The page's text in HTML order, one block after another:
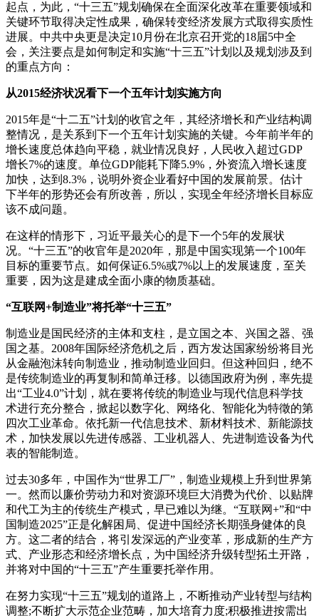
起点，为此，“十三五”规划确保在全面深化改革在重要领域和
关键环节取得决定性成果，确保转变经济发展方式取得实质性
进展。中共中央更是决定10月份在北京召开党的18届5中全
会，关注要点是如何制定和实施“十三五”计划以及规划涉及到
的重点方向：
从2015经济状况看下一个五年计划实施方向
2015年是“十二五”计划的收官之年，其经济增长和产业结构调
整情况，是关系到下一个五年计划实施的关键。今年前半年的
增长速度总体趋向平稳，就业情况良好，人民收入超过GDP
增长7%的速度。单位GDP能耗下降5.9%，外资流入增长速度
加快，达到8.3%，说明外资企业看好中国的发展前景。估计
下半年的形势还会有所改善，所以，实现全年经济增长目标应
该不成问题。
在这样的情形下，习近平最关心的是下一个5年的发展状
况。“十三五”的收官年是2020年，那是中国实现第一个100年
目标的重要节点。如何保证6.5%或7%以上的发展速度，至关
重要，因为这是建成全面小康的物质基础。
“互联网+制造业”将托举“十三五”
制造业是国民经济的主体和支柱，是立国之本、兴国之器、强
国之基。2008年国际经济危机之后，西方发达国家纷纷将目光
从金融泡沫转向制造业，推动制造业回归。但这种回归，绝不
是传统制造业的再复制和简单迁移。以德国政府为例，率先提
出“工业4.0”计划，就在要将传统的制造业与现代信息科学技
术进行充分整合，掀起以数字化、网络化、智能化为特徵的第
四次工业革命。依托新一代信息技术、新材料技术、新能源技
术，加快发展以先进传感器、工业机器人、先进制造设备为代
表的智能制造。
过去30多年，中国作为“世界工厂”，制造业规模上升到世界第
一。然而以廉价劳动力和对资源环境巨大消费为代价、以贴牌
和代工为主的传统生产模式，早已难以为继。“互联网+”和“中
国制造2025”正是化解困局、促进中国经济长期强身健体的良
方。这二者的结合，将引发深远的产业变革，形成新的生产方
式、产业形态和经济增长点，为中国经济升级转型拓土开路，
并将对中国的“十三五”产生重要托举作用。
在努力实现“十三五”规划的道路上，不断推动产业转型与结构
调整;不断扩大示范企业范畴，加大培育力度;积极推进按需出